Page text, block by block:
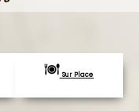
Sur Place